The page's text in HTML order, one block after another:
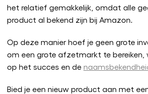
het relatief gemakkelijk, omdat alle
product al bekend zijn bij Amazon.
Op deze manier hoef je geen grote
om een grote afzetmarkt te
op het succes en de
Bied je een nieuw product aan met